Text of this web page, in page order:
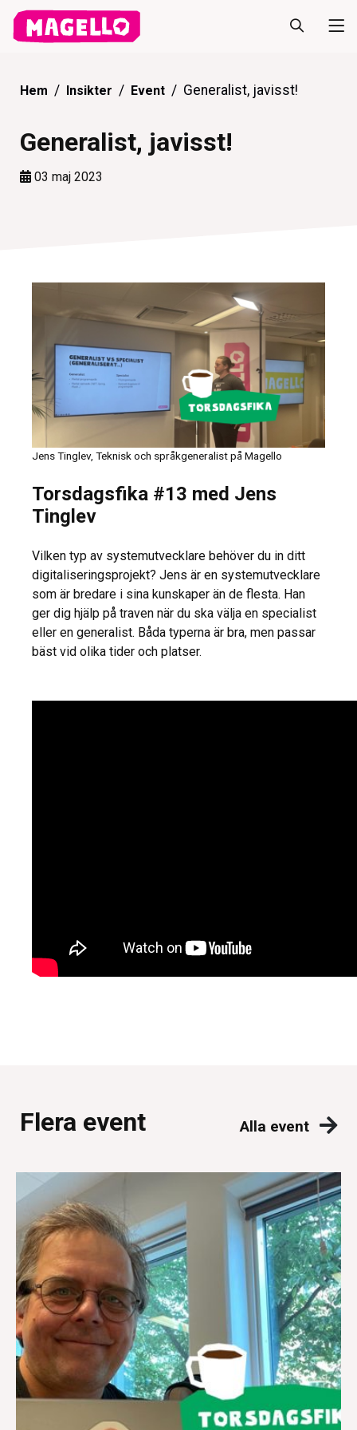
Hem Insikter Event Generalist, javisst!
Generalist, javisst!
03 maj 2023
Jens Tinglev, Teknisk och språkgeneralist på Magello
Torsdagsfika #13 med Jens
Tinglev
Vilken typ av systemutvecklare behöver du in ditt
digitaliseringsprojekt? Jens är en systemutvecklare
som är bredare i sina kunskaper än de flesta. Han
ger dig hjälp på traven när du ska välja en specialist
eller en generalist. Båda typerna är bra, men passar
bäst vid olika tider och platser.
Flera event Alla event